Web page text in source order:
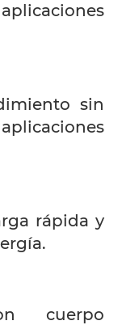
sin
rápida y
cuerpo